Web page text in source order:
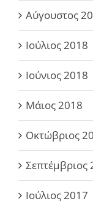
Αύγουστος
Ιούλιος 2018
Ιούνιος 2018
Μάιος 2018
Οκτώβριος
Σεπτέμβριος
Ιούλιος 2017